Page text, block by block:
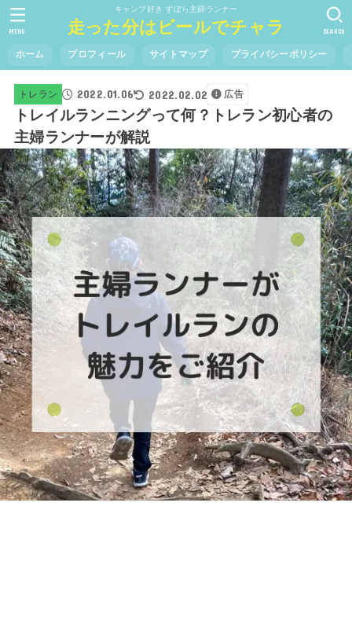
キャンプ好き ずぼら主婦ランナー
走った分はビールでチャラ
ホーム プロフィール サイトマップ プライバシーポリシー
SEARCH
MENU
トレラン 2022.01.06 2022.02.02 広告
トレイルランニングって何？トレラン初心者の
主婦ランナーが解説